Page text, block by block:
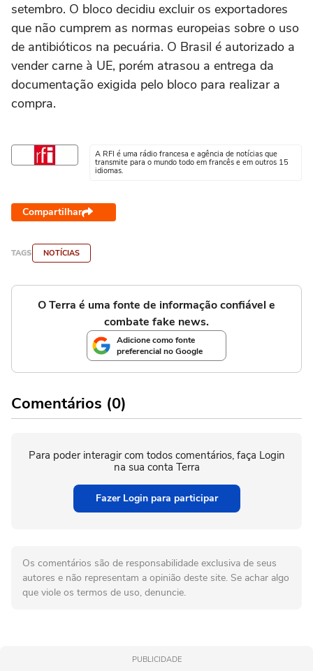
setembro. O bloco decidiu excluir os exportadores
que não cumprem as normas europeias sobre o uso
de antibióticos na pecuária. O Brasil é autorizado a
vender carne à UE, porém atrasou a entrega da
documentação exigida pelo bloco para realizar a
compra.
A RFI é uma rádio francesa e agência de notícias que
transmite para o mundo todo em francês e em outros 15
idiomas.
Compartilhar
TAGS NOTÍCIAS
O Terra é uma fonte de informação confiável e
combate fake news.
Adicione como fonte
preferencial no Google
Comentários (0)
Para poder interagir com todos comentários, faça Login
na sua conta Terra
Fazer Login para participar
Os comentários são de responsabilidade exclusiva de seus
autores e não representam a opinião deste site. Se achar algo
que viole os termos de uso, denuncie.
PUBLICIDADE